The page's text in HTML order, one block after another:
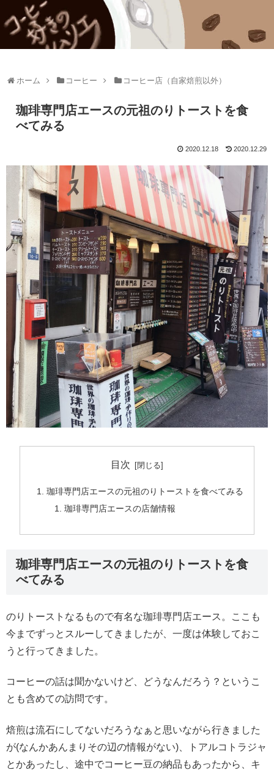
ホーム コーヒー コーヒー店（自家焙煎以外）
珈琲専門店エースの元祖のりトーストを食
べてみる
2020.12.18 2020.12.29
目次
珈琲専門店エースの元祖のりトーストを食べてみる
珈琲専門店エースの店舗情報
珈琲専門店エースの元祖のりトーストを食
べてみる
のりトーストなるもので有名な珈琲専門店エース。ここも
今までずっとスルーしてきましたが、一度は体験しておこ
うと行ってきました。
コーヒーの話は聞かないけど、どうなんだろう？というこ
とも含めての訪問です。
焙煎は流石にしてないだろうなぁと思いながら行きました
が(なんかあんまりその辺の情報がない)、トアルコトラジャ
とかあったし、途中でコーヒー豆の納品もあったから、キ